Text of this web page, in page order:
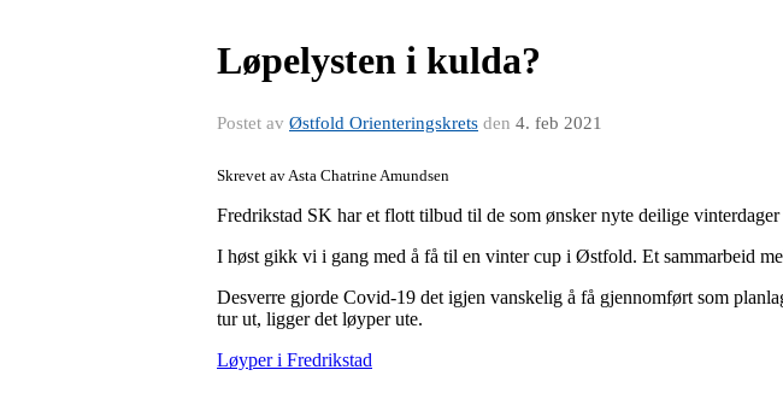
Løpelysten i kulda?
Postet av Østfold Orienteringskrets den 4. feb 2021
Skrevet av Asta Chatrine Amundsen
Fredrikstad SK har et flott tilbud til de som ønsker nyte deilige vinterdager
I høst gikk vi i gang med å få til en vinter cup i Østfold. Et sammarbeid
Desverre gjorde Covid-19 det igjen vanskelig å få gjennomført som
tur ut, ligger det løyper ute.
Løyper i Fredrikstad